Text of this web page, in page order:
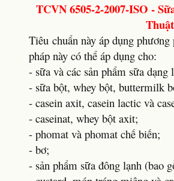
TCVN 6505-2-2007-ISO -
Tiêu chuẩn này áp dụng
pháp này có thể áp dụng cho:
- sữa và các sản phẩm sữa dạng
- sữa bột, whey bột, buttermilk
- casein axit, casein lactic và
- caseinat, whey bột axit;
- phomat và phomat chế biến;
- bơ;
- sản phẩm sữa đông lạnh (bao